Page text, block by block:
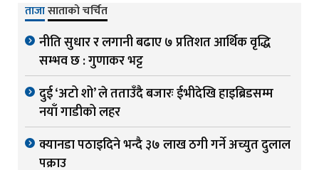
ताजासाताको चर्चित
नीति सुधार र लगानी बढाए ७ प्रतिशत आर्थिक वृद्धि
सम्भव छ : गुणाकर भट्ट
दुई ‘अटो शो’ ले तताउँदै बजारः ईभीदेखि हाइब्रिडसम्म
नयाँ गाडीको लहर
क्यानडा पठाइदिने भन्दै ३७ लाख ठगी गर्ने अच्युत दुलाल
पक्राउ